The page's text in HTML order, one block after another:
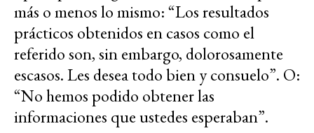
más o menos lo mismo: “Los resultados
prácticos obtenidos en casos como el
referido son, sin embargo, dolorosamente
escasos. Les desea todo bien y consuelo”. O:
“No hemos podido obtener las
informaciones que ustedes esperaban”.